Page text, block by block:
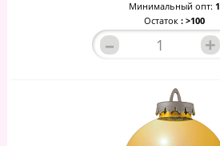
Минимальный опт: 1
Остаток : >100
– +